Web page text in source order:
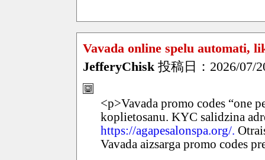
Vavada online spelu automati,
JefferyChisk 投稿日：2026/07/
<p>Vavada promo codes “one
koplietosanu. KYC salidzina
https://agapesalonspa.org/.
Vavada aizsarga promo codes